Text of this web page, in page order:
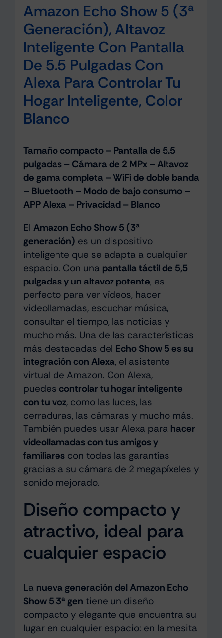
Amazon Echo Show 5 (3ª
Generación), Altavoz
Inteligente Con Pantalla
De 5.5 Pulgadas Con
Alexa Para Controlar Tu
Hogar Inteligente, Color
Blanco
Tamaño compacto – Pantalla de 5.5
pulgadas – Cámara de 2 MPx – Altavoz
de gama completa – WiFi de doble banda
– Bluetooth – Modo de bajo consumo –
APP Alexa – Privacidad – Blanco
El Amazon Echo Show 5 (3ª
generación) es un dispositivo
inteligente que se adapta a cualquier
espacio. Con una pantalla táctil de 5,5
pulgadas y un altavoz potente, es
perfecto para ver vídeos, hacer
videollamadas, escuchar música,
consultar el tiempo, las noticias y
mucho más. Una de las características
más destacadas del Echo Show 5 es su
integración con Alexa, el asistente
virtual de Amazon. Con Alexa,
puedes controlar tu hogar inteligente
con tu voz, como las luces, las
cerraduras, las cámaras y mucho más.
También puedes usar Alexa para hacer
videollamadas con tus amigos y
familiarescon todas las garantías
gracias a su cámara de 2 megapíxeles y
sonido mejorado.
Diseño compacto y
atractivo, ideal para
cualquier espacio
La nueva generación del Amazon Echo
Show 5 3ª gen tiene un diseño
compacto y elegante que encuentra su
lugar en cualquier espacio: en la mesita